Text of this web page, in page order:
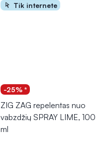
Tik internete
-25% *
ZIG ZAG repelentas nuo
vabzdžių SPRAY LIME, 100
ml